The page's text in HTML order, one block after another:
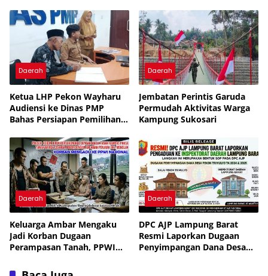
Pengelolaan Sampah
Daerah
Ketua LHP Pekon Wayharu
Audiensi ke Dinas PMP
Bahas Persiapan Pemilihan
Daerah
Jembatan Perintis Garuda
Permudah Aktivitas Warga
Kampung Sukosari
Daerah
Keluarga Ambar Mengaku
Jadi Korban Dugaan
Perampasan Tanah, PPWI
Daerah
DPC AJP Lampung Barat
Resmi Laporkan Dugaan
Penyimpangan Dana Desa